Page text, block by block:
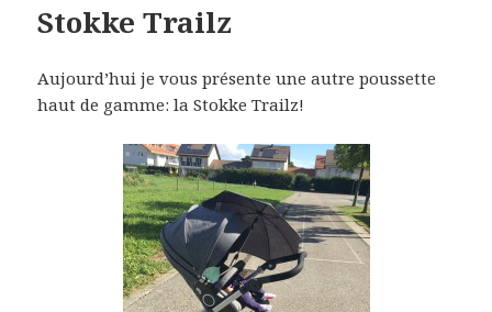
Stokke Trailz
Aujourd’hui je vous présente une autre poussette
haut de gamme: la Stokke Trailz!